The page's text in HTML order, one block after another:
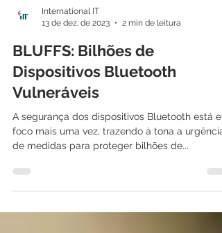
13 de dez. de 2023
2 min de leitura
BLUFFS: Bilhões de
Dispositivos Bluetooth
Vulneráveis
A segurança dos dispositivos Bluetooth está
de medidas para proteger bilhões de...